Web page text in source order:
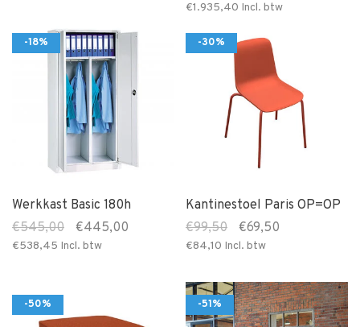
€1.935,40 Incl. btw
-18%
Werkkast Basic 180h
€545,00
€445,00
€538,45 Incl. btw
-30%
Kantinestoel Paris OP=OP
€99,50
€69,50
€84,10 Incl. btw
-50% -51%